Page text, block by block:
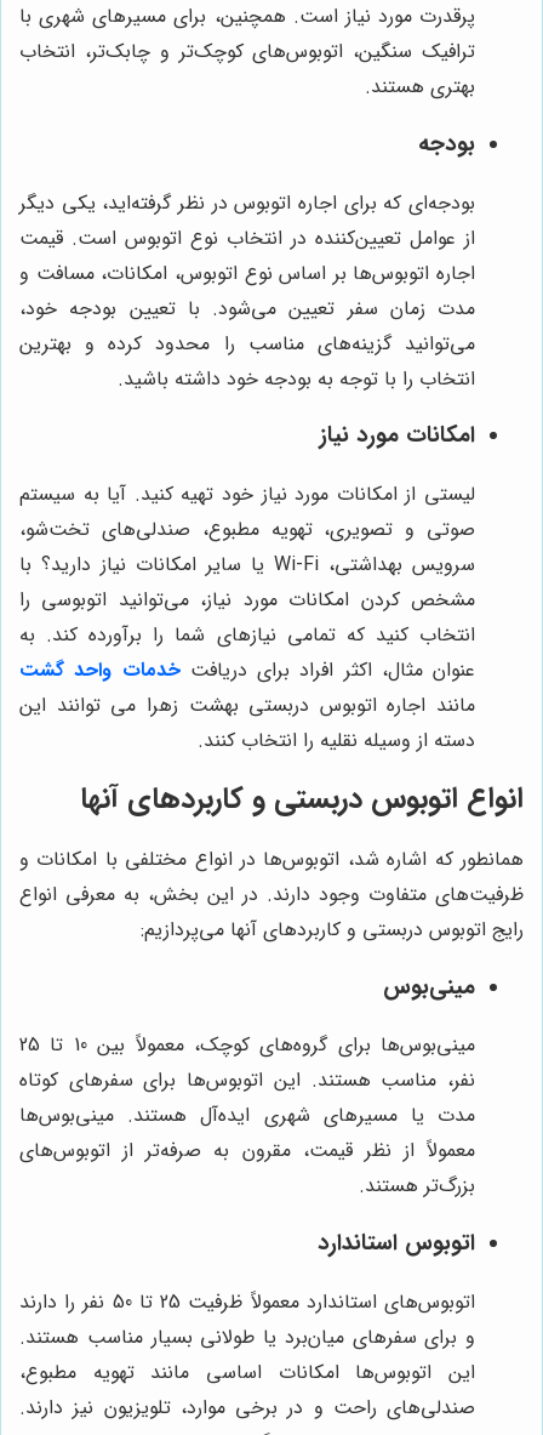
پرقدرت مورد نیاز است. همچنین، برای مسیرهای شهری با
ترافیک سنگین، اتوبوس‌های کوچک‌تر و چابک‌تر، انتخاب
بهتری هستند.
بودجه
بودجه‌ای که برای اجاره اتوبوس در نظر گرفته‌اید، یکی دیگر
از عوامل تعیین‌کننده در انتخاب نوع اتوبوس است. قیمت
اجاره اتوبوس‌ها بر اساس نوع اتوبوس، امکانات، مسافت و
مدت زمان سفر تعیین می‌شود. با تعیین بودجه خود،
می‌توانید گزینه‌های مناسب را محدود کرده و بهترین
انتخاب را با توجه به بودجه خود داشته باشید.
امکانات مورد نیاز
لیستی از امکانات مورد نیاز خود تهیه کنید. آیا به سیستم
صوتی و تصویری، تهویه مطبوع، صندلی‌های تخت‌شو،
سرویس بهداشتی، Wi-Fi یا سایر امکانات نیاز دارید؟ با
مشخص کردن امکانات مورد نیاز، می‌توانید اتوبوسی را
انتخاب کنید که تمامی نیازهای شما را برآورده کند. به
عنوان مثال، اکثر افراد برای دریافتخدمات واحد گشت
مانند اجاره اتوبوس دربستی بهشت زهرا می توانند این
دسته از وسیله نقلیه را انتخاب کنند.
انواع اتوبوس دربستی و کاربردهای آنها
همانطور که اشاره شد، اتوبوس‌ها در انواع مختلفی با امکانات و
ظرفیت‌های متفاوت وجود دارند. در این بخش، به معرفی انواع
رایج اتوبوس دربستی و کاربردهای آنها می‌پردازیم:
مینی‌بوس
مینی‌بوس‌ها برای گروه‌های کوچک، معمولاً بین 10 تا 25
نفر، مناسب هستند. این اتوبوس‌ها برای سفرهای کوتاه
مدت یا مسیرهای شهری ایده‌آل هستند. مینی‌بوس‌ها
معمولاً از نظر قیمت، مقرون به صرفه‌تر از اتوبوس‌های
بزرگ‌تر هستند.
اتوبوس استاندارد
اتوبوس‌های استاندارد معمولاً ظرفیت 25 تا 50 نفر را دارند
و برای سفرهای میان‌برد یا طولانی بسیار مناسب هستند.
این اتوبوس‌ها امکانات اساسی مانند تهویه مطبوع،
صندلی‌های راحت و در برخی موارد، تلویزیون نیز دارند.